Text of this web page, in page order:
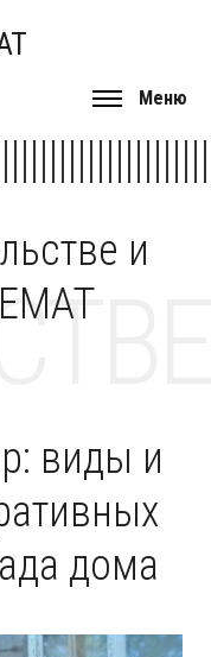
Меню
и
виды и
дома